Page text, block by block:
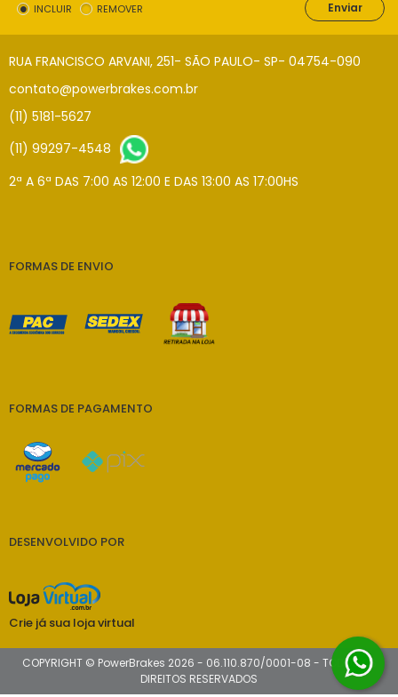
INCLUIR REMOVER Enviar
RUA FRANCISCO ARVANI, 251- SÃO PAULO- SP- 04754-090
contato@powerbrakes.com.br
(11) 5181-5627
(11) 99297-4548
2ª A 6ª DAS 7:00 AS 12:00 E DAS 13:00 AS 17:00HS
FORMAS DE ENVIO
FORMAS DE PAGAMENTO
DESENVOLVIDO POR
Crie já sua loja virtual
COPYRIGHT © PowerBrakes 2026 - 06.110.870/0001-08 - TODOS OS
DIREITOS RESERVADOS